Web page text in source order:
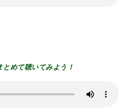
とめて聴いてみよう！